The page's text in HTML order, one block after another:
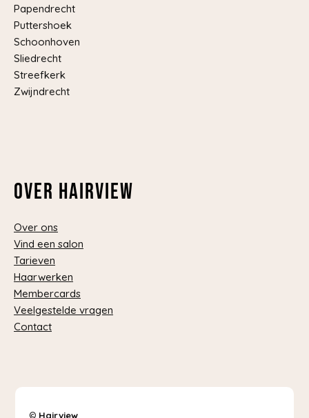
Papendrecht
Puttershoek
Schoonhoven
Sliedrecht
Streefkerk
Zwijndrecht
Over Hairview
Over ons
Vind een salon
Tarieven
Haarwerken
Membercards
Veelgestelde vragen
Contact
© Hairview